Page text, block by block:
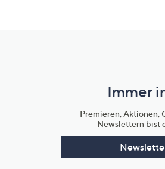
Immer
Premieren, Aktionen,
Newslettern bist